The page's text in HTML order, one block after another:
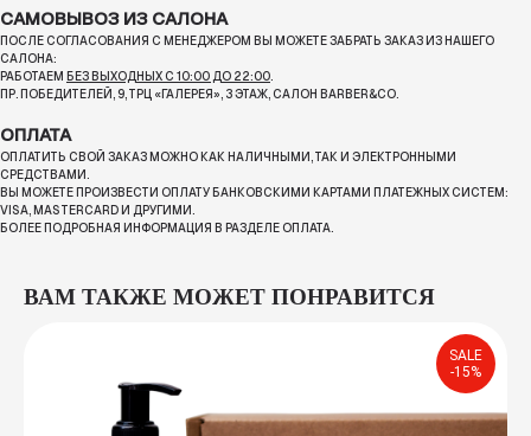
САМОВЫВОЗ ИЗ САЛОНА
ПОСЛЕ СОГЛАСОВАНИЯ С МЕНЕДЖЕРОМ ВЫ МОЖЕТЕ ЗАБРАТЬ ЗАКАЗ ИЗ НАШЕГО
САЛОНА:
РАБОТАЕМ БЕЗ ВЫХОДНЫХ С 10:00 ДО 22:00.
ПР. ПОБЕДИТЕЛЕЙ, 9, ТРЦ «ГАЛЕРЕЯ», 3 ЭТАЖ, САЛОН BARBER&CO.
ОПЛАТА
ОПЛАТИТЬ СВОЙ ЗАКАЗ МОЖНО КАК НАЛИЧНЫМИ, ТАК И ЭЛЕКТРОННЫМИ
СРЕДСТВАМИ.
ВЫ МОЖЕТЕ ПРОИЗВЕСТИ ОПЛАТУ БАНКОВСКИМИ КАРТАМИ ПЛАТЕЖНЫХ СИСТЕМ:
VISA, MASTERCARD И ДРУГИМИ.
БОЛЕЕ ПОДРОБНАЯ ИНФОРМАЦИЯ В РАЗДЕЛЕ ОПЛАТА.
ВАМ ТАКЖЕ МОЖЕТ ПОНРАВИТСЯ
SALE
-15%